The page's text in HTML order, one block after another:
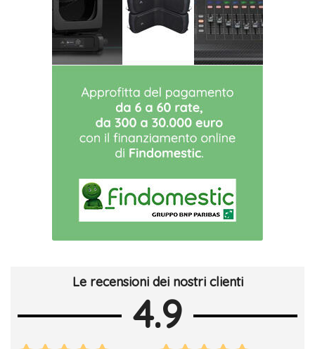
Le recensioni dei nostri clienti
4.9